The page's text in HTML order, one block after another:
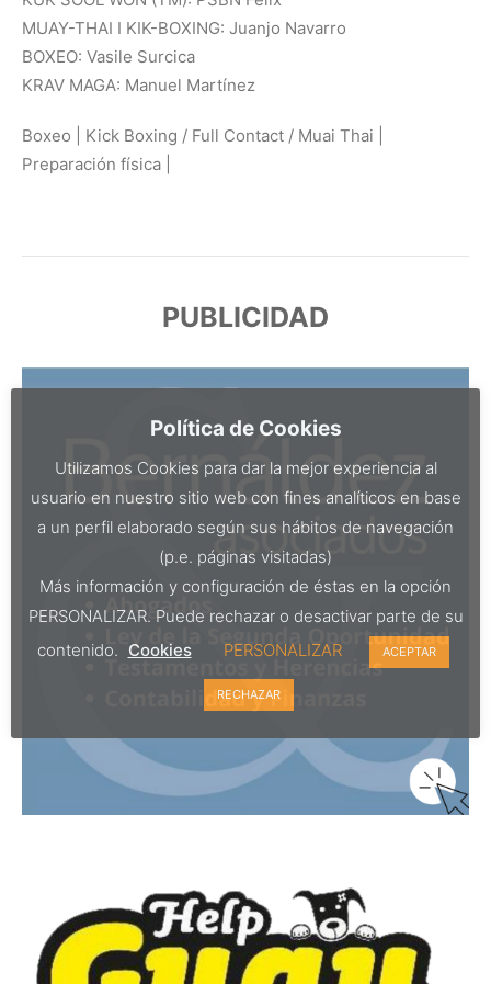
MUAY-THAI I KIK-BOXING: Juanjo Navarro
BOXEO: Vasile Surcica
KRAV MAGA: Manuel Martínez
Boxeo | Kick Boxing / Full Contact / Muai Thai |
Preparación física |
PUBLICIDAD
Política de Cookies
Utilizamos Cookies para dar la mejor experiencia al
usuario en nuestro sitio web con fines analíticos en base
a un perfil elaborado según sus hábitos de navegación
(p.e. páginas visitadas)
Más información y configuración de éstas en la opción
PERSONALIZAR. Puede rechazar o desactivar parte de su
contenido. Cookies PERSONALIZAR ACEPTAR
RECHAZAR